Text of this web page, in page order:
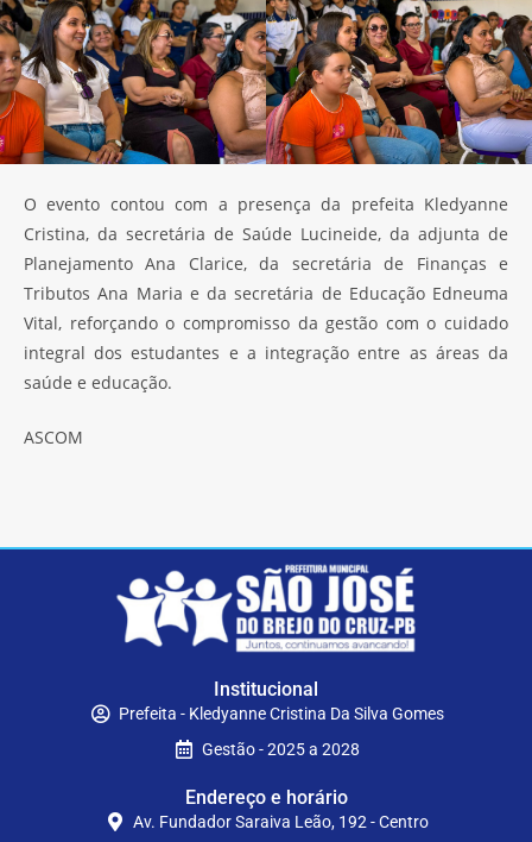
O evento contou com a presença da prefeita Kledyanne
Cristina, da secretária de Saúde Lucineide, da adjunta de
Planejamento Ana Clarice, da secretária de Finanças e
Tributos Ana Maria e da secretária de Educação Edneuma
Vital, reforçando o compromisso da gestão com o cuidado
integral dos estudantes e a integração entre as áreas da
saúde e educação.
ASCOM
Institucional
Prefeita - Kledyanne Cristina Da Silva Gomes
Gestão - 2025 a 2028
Endereço e horário
Av. Fundador Saraiva Leão, 192 - Centro